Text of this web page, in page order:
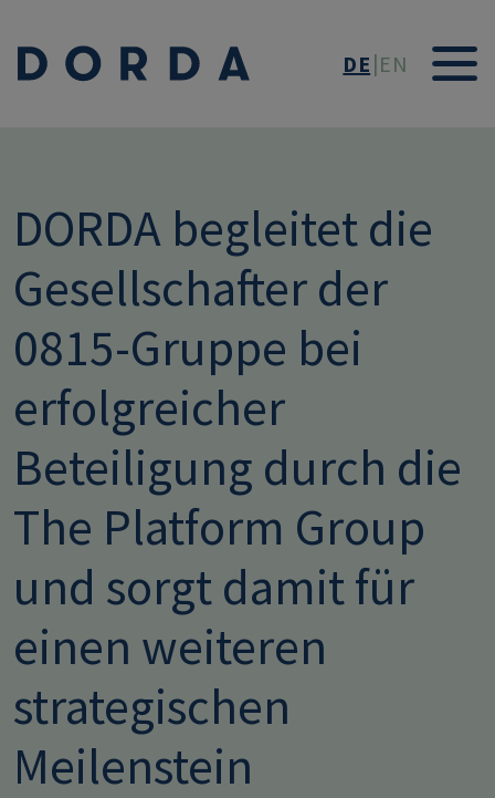
DE EN
DORDA begleitet die
Gesellschafter der
0815-Gruppe bei
erfolgreicher
Beteiligung durch die
The Platform Group
und sorgt damit für
einen weiteren
strategischen
Meilenstein